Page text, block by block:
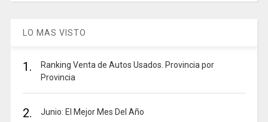
LO MAS VISTO
1.
Ranking Venta de Autos Usados. Provincia por
Provincia
2. Junio: El Mejor Mes Del Año